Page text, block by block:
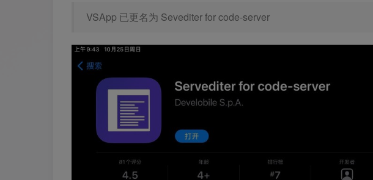
VSApp 已更名为 Sevediter for code-server